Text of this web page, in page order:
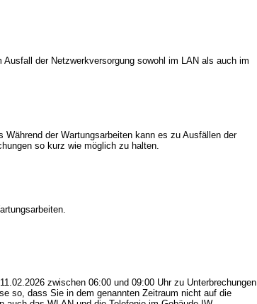
der Netzwerkversorgung sowohl im LAN als auch im
der Wartungsarbeiten kann es zu Ausfällen der
so kurz wie möglich zu halten.
zwischen 06:00 und 09:00 Uhr zu Unterbrechungen
so, dass Sie in dem genannten Zeitraum nicht auf die